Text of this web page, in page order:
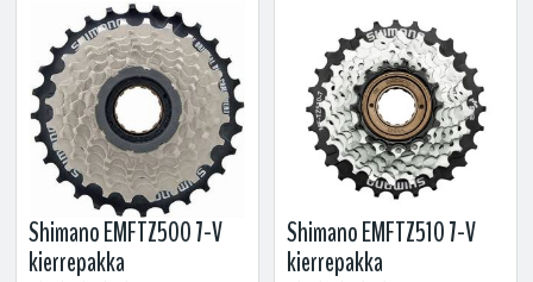
Shimano EMFTZ500 7-V
kierrepakka
Shimano EMFTZ510 7-V
kierrepakka